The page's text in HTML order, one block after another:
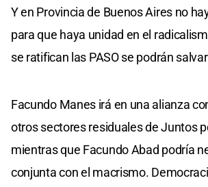
Y en Provincia de Buenos Aires no
para que haya unidad en el
se ratifican las PASO se podrán
Facundo Manes irá en una alianza
otros sectores residuales de Juntos
mientras que Facundo Abad podría
conjunta con el macrismo.